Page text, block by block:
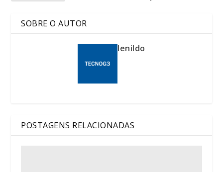
SOBRE O AUTOR
lenildo
POSTAGENS RELACIONADAS